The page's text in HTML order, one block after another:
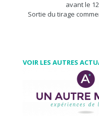
avant le
Sortie du tirage
VOIR LES AUTRES